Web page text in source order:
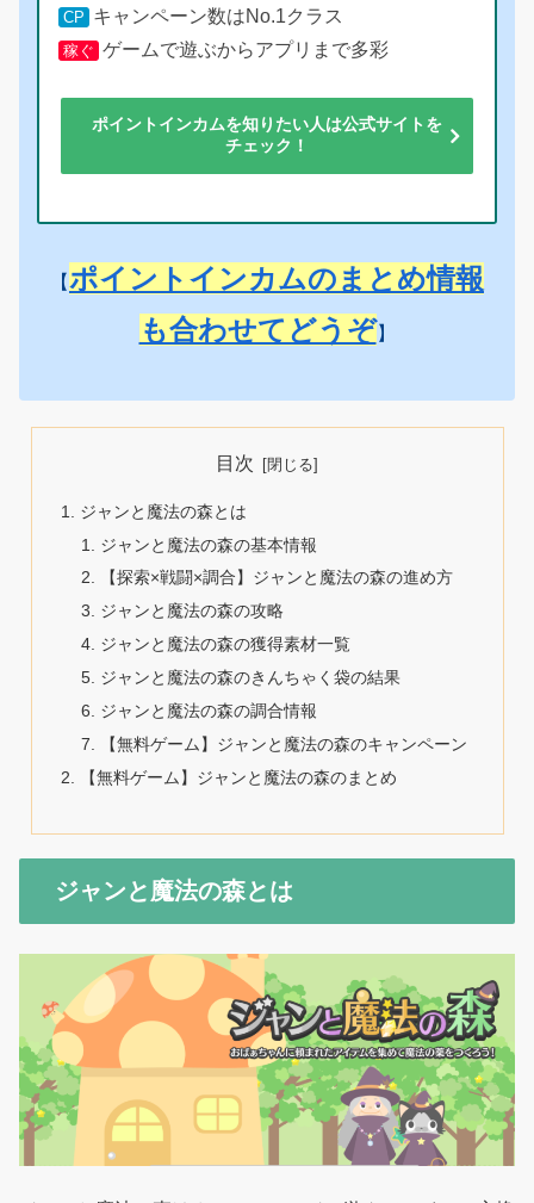
CP キャンペーン数はNo.1クラス
稼ぐ ゲームで遊ぶからアプリまで多彩
ポイントインカムを知りたい人は公式サイトを
チェック！
【ポイントインカムのまとめ情報
も合わせてどうぞ 】
目次
ジャンと魔法の森とは
ジャンと魔法の森の基本情報
【探索×戦闘×調合】ジャンと魔法の森の進め方
ジャンと魔法の森の攻略
ジャンと魔法の森の獲得素材一覧
ジャンと魔法の森のきんちゃく袋の結果
ジャンと魔法の森の調合情報
【無料ゲーム】ジャンと魔法の森のキャンペーン
【無料ゲーム】ジャンと魔法の森のまとめ
ジャンと魔法の森とは